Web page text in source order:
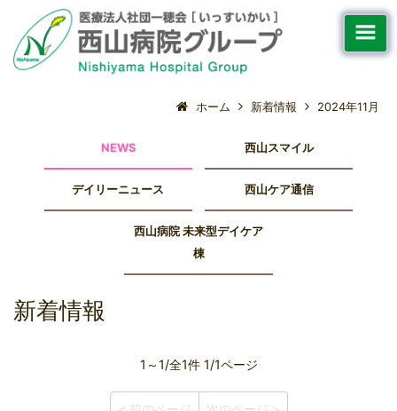
ホーム 新着情報 2024年11月
NEWS 西山スマイル
デイリーニュース 西山ケア通信
西山病院 未来型デイケア
棟
新着情報
1～1/全1件 1/1ページ